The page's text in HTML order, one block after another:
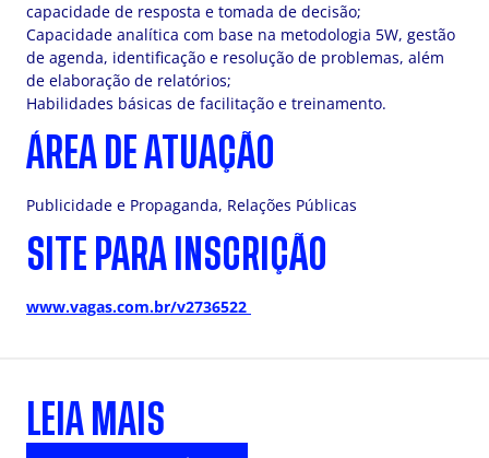
capacidade de resposta e tomada de decisão;
Capacidade analítica com base na metodologia 5W, gestão
de agenda, identificação e resolução de problemas, além
de elaboração de relatórios;
Habilidades básicas de facilitação e treinamento.
ÁREA DE ATUAÇÃO
Publicidade e Propaganda, Relações Públicas
SITE PARA INSCRIÇÃO
www.vagas.com.br/v2736522
LEIA MAIS